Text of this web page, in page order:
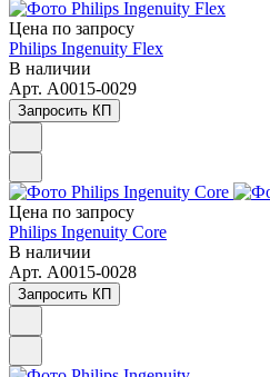
Цена по запросу
Philips Ingenuity Flex
В наличии
Арт. A0015-0029
Запросить КП
Цена по запросу
Philips Ingenuity Core
В наличии
Арт. A0015-0028
Запросить КП